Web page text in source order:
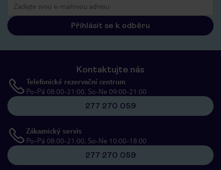
Přihlásit se k odběru
Kontaktujte nás
Telefonické rezervační centrum
Po-Pá 08:00-21:00, So-Ne 09:00-21:00
277 270 059
Zákaznický servis
Po-Pá 08:00-21:00, So-Ne 10:00-18:00
277 270 059